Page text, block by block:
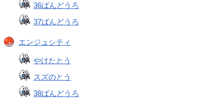
36ばんどうろ
37ばんどうろ
エンジュシティ
やけたとう
スズのとう
38ばんどうろ